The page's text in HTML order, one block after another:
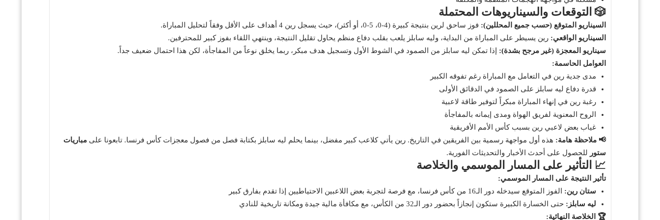
🎲 التوقعات والسيناريوهات المحتملة
السيناريو المتوقع (حسب جميع المحللين): فوز ساحق لرين بنتيجة كبيرة (4-0، 5-0، أو أكثر)، حيث يسجل رين 4 أهداف على الأقل وفقاً لتحليل المباراة.
السيناريو الواقعي: رين يسيطر على المباراة من البداية، وليه سابلز يلعب بقلب دفاع منظم يحاول تقليل النتيجة، وينتهي اللقاء بفوز كبير للمحترفين.
سيناريو المعجزة (غير مرجح بشدة): إذا تمكن ليه سابلز من الصمود في الشوط الأول وتسجيل هدف مبكر، ربما يخلق نوعاً من المفاجأة، لكن هذا احتمال ضعيف جداً.
العوامل الحاسمة:
مدى جدية رين في التعامل مع المباراة رغم تفوقه الكبير
قدرة دفاع ليه سابلز على الصمود في الدقائق الأولى
رغبة رين في إنهاء المباراة مبكراً لتوفير طاقة لاعبية
الروح المعنوية لفريق الهواة ومدى إيمانه بالمفاجأة
غياب بعض لاعبي رين بسبب كأس الأمم الأفريقية
📢 ملاحظة هامة: هذه أول مواجهة رسمية بين الفريقين في التاريخ. رين يأتي كلاعب كبير مفضل، بينما يحلم ليه سابلز بكتابة فصل من فصول معجزات كأس فرنسا. تابعونا علىمباريات
ستور للحصول على أحدث الأخبار والتحديثات الفورية.
📈 التأثير على المسار الموسمي والخلاصة
تأثير النتيجة على المسار الموسمي:
ستان رين: الفوز المتوقع سيدخله دور الـ16 من كأس فرنسا، مع فرصة لتجربة بعض اللاعبين الاحتياطيين إذا تقدم بفارق كبير
ليه سابلز: حتى الخسارة الكبيرة ستكون إنجازاً بحضور دور الـ32 من الكأس، مع مكافأة مالية جيدة ومكانة تاريخية للنادي
🏆 الخلاصة النهائية: